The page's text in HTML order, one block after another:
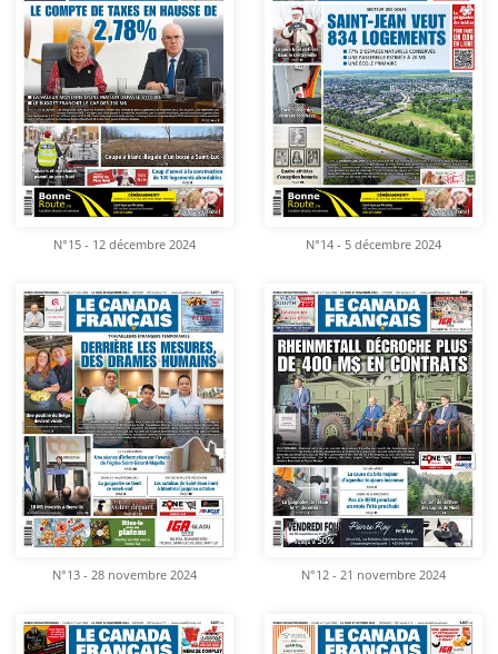
N°15 - 12 décembre 2024 N°14 - 5 décembre 2024
N°13 - 28 novembre 2024 N°12 - 21 novembre 2024